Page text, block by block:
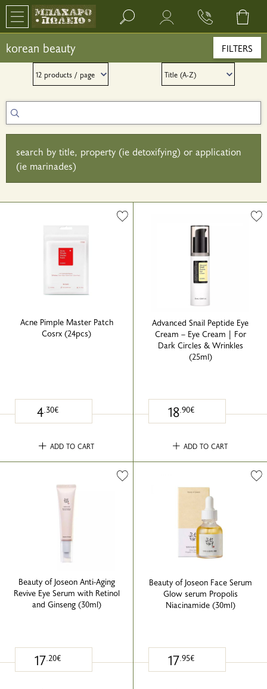
Search bar input field
korean beauty FILTERS
search by title, property (ie detoxifying) or application
(ie marinades)
Acne Pimple Master Patch
Cosrx (24pcs)
4.30€
ADD TO CART
Advanced Snail Peptide Eye
Cream – Eye Cream | For
Dark Circles & Wrinkles
(25ml)
18.90€
ADD TO CART
Beauty of Joseon Anti-Aging
Revive Eye Serum with Retinol
and Ginseng (30ml)
17.20€
Beauty of Joseon Face Serum
Glow serum Propolis
Niacinamide (30ml)
17.95€